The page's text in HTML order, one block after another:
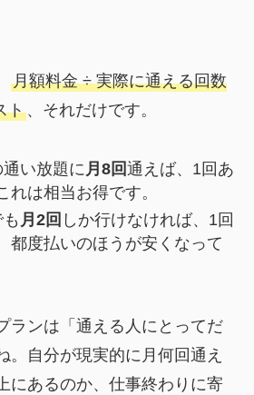
月額料金 ÷ 実際に通える回数
ト、それだけです。
い放題に 月8回通えば、1回あ
れは相当お得です。
月2回 しか行けなければ、1回
都度払いのほうが安くなって
ランは「通える人にとってだ
。自分が現実的に月何回通え
にあるのか、仕事終わりに寄